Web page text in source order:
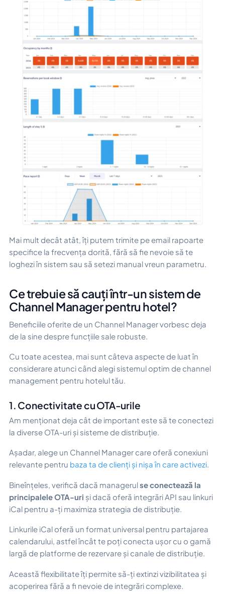
Mai mult decât atât, îți putem trimite pe email rapoarte
specifice la frecvența dorită, fără să fie nevoie să te
loghezi în sistem sau să setezi manual vreun parametru.
Ce trebuie să cauți într-un sistem de
Channel Manager pentru hotel?
Beneficiile oferite de un Channel Manager vorbesc deja
de la sine despre funcțiile sale robuste.
Cu toate acestea, mai sunt câteva aspecte de luat în
considerare atunci când alegi sistemul optim de channel
management pentru hotelul tău.
1. Conectivitate cu OTA-urile
Am menționat deja cât de important este să te conectezi
la diverse OTA-uri și sisteme de distribuție.
Așadar, alege un Channel Manager care oferă conexiuni
relevante pentru baza ta de clienți și nișa în care activezi.
Bineînțeles, verifică dacă managerulse conectează la
principalele OTA-uri și dacă oferă integrări API sau linkuri
iCal pentru a-ți maximiza strategia de distribuție.
Linkurile iCal oferă un format universal pentru partajarea
calendarului, astfel încât te poți conecta ușor cu o gamă
largă de platforme de rezervare și canale de distribuție.
Această flexibilitate îți permite să-ți extinzi vizibilitatea și
acoperirea fără a fi nevoie de integrări complexe.